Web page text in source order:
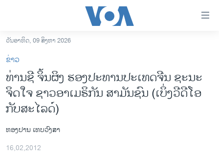
ເຂົ້າ
ຫາ
ຂ້າມ
ຂ້າມ
ຂ້າມ
ໄປ
ຫາ
ຊອກ
ລາວ
ອາເມຣິກາ
ການເລືອກຕັ້ງ ປະທານາທີບໍດີ ສະຫະລັດ 2024
ວັນອາທິດ, 09 ສິງຫາ 2026
ຂ່າວ
ທ່ານຊີ ຈິ້ນຜິງ ຮອງ​ປະທານ​ປະ​ເທດ​ຈີນ ​ຊະນະ​
ຈິດ​ໃຈ ຊາວ​ອາ​ເມຣິກັນ ສາ​ມັນ​ຊົນ (ເບິ່ງວີດີໂອ
ກັບສະໄລດ໌)
ທອງປານ ເທບວົງສາ
16,02,2012